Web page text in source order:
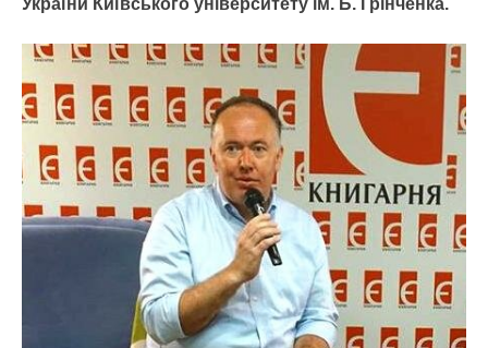
України Київського університету ім. Б. Грінченка.